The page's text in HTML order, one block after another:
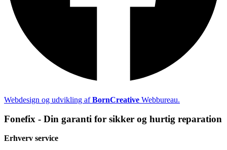
Webdesign og udvikling afBornCreative Webbureau.
Fonefix - Din garanti for sikker og hurtig reparation
Erhverv service